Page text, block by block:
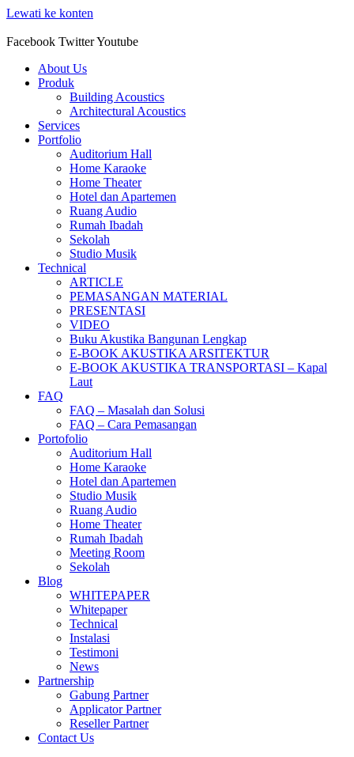
Lewati ke konten
Facebook TwitterYoutube
About Us
Produk
Building Acoustics
Architectural Acoustics
Services
Portfolio
Auditorium Hall
Home Karaoke
Home Theater
Hotel dan Apartemen
Ruang Audio
Rumah Ibadah
Sekolah
Studio Musik
Technical
ARTICLE
PEMASANGAN MATERIAL
PRESENTASI
VIDEO
Buku Akustika Bangunan Lengkap
E-BOOK AKUSTIKA ARSITEKTUR
E-BOOK AKUSTIKA TRANSPORTASI – Kapal
Laut
FAQ
FAQ – Masalah dan Solusi
FAQ – Cara Pemasangan
Portofolio
Auditorium Hall
Home Karaoke
Hotel dan Apartemen
Studio Musik
Ruang Audio
Home Theater
Rumah Ibadah
Meeting Room
Sekolah
Blog
WHITEPAPER
Whitepaper
Technical
Instalasi
Testimoni
News
Partnership
Gabung Partner
Applicator Partner
Reseller Partner
Contact Us